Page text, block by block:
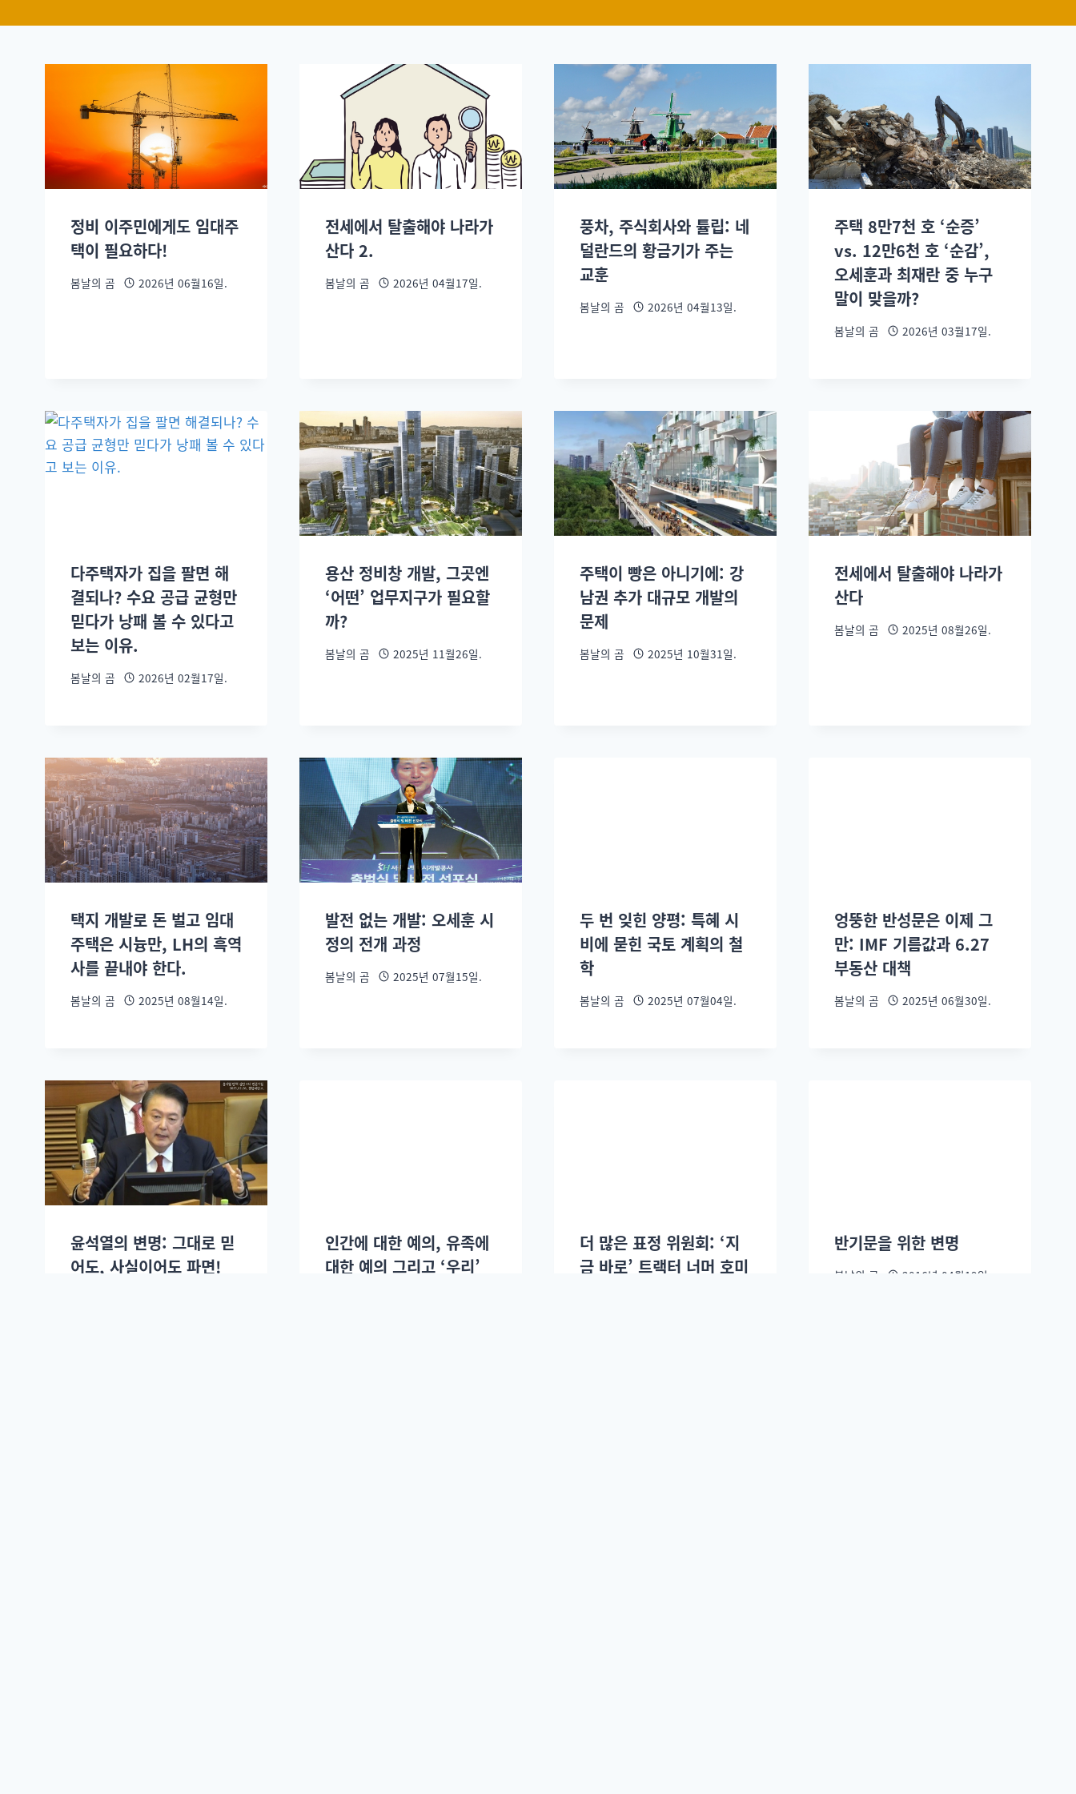
정비 이주민에게도 임대주
택이 필요하다!
봄날의 곰 2026년 06월16일.
전세에서 탈출해야 나라가
산다 2.
봄날의 곰 2026년 04월17일.
풍차, 주식회사와 튤립: 네
덜란드의 황금기가 주는
교훈
봄날의 곰 2026년 04월13일.
주택 8만7천 호 ‘순증’
vs. 12만6천 호 ‘순감’,
오세훈과 최재란 중 누구
말이 맞을까?
봄날의 곰 2026년 03월17일.
다주택자가 집을 팔면 해
결되나? 수요 공급 균형만
믿다가 낭패 볼 수 있다고
보는 이유.
봄날의 곰 2026년 02월17일.
용산 정비창 개발, 그곳엔
‘어떤’ 업무지구가 필요할
까?
봄날의 곰 2025년 11월26일.
주택이 빵은 아니기에: 강
남권 추가 대규모 개발의
문제
봄날의 곰 2025년 10월31일.
전세에서 탈출해야 나라가
산다
봄날의 곰 2025년 08월26일.
택지 개발로 돈 벌고 임대
주택은 시늉만, LH의 흑역
사를 끝내야 한다.
봄날의 곰 2025년 08월14일.
발전 없는 개발: 오세훈 시
정의 전개 과정
봄날의 곰 2025년 07월15일.
두 번 잊힌 양평: 특혜 시
비에 묻힌 국토 계획의 철
학
봄날의 곰 2025년 07월04일.
엉뚱한 반성문은 이제 그
만: IMF 기름값과 6.27
부동산 대책
봄날의 곰 2025년 06월30일.
윤석열의 변명: 그대로 믿
어도, 사실이어도 파면!
인간에 대한 예의, 유족에
대한 예의 그리고 ‘우리’
더 많은 표정 위원회: ‘지
금 바로’ 트랙터 너머 호미
반기문을 위한 변명
봄날의 곰 2016년 04월19일.